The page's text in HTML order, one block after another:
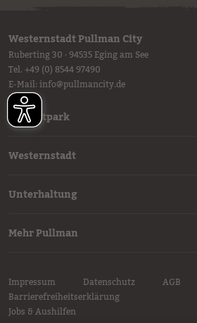
Westernstadt Pullman City
Ruberting 30 · 94535 Eging am See
Tel. +49 (0) 8544 97490
E-Mail:info@pullmancity.de
Freizeitpark
Westernstadt
Unterhaltung
Mehr Pullman
Impressum Datenschutz AGB
Barrierefreiheitserklärung
Jobs & Aushilfen